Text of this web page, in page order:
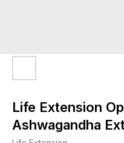
Life Extension
Ashwagandha